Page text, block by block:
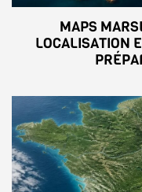
MAPS
LOCALISATION